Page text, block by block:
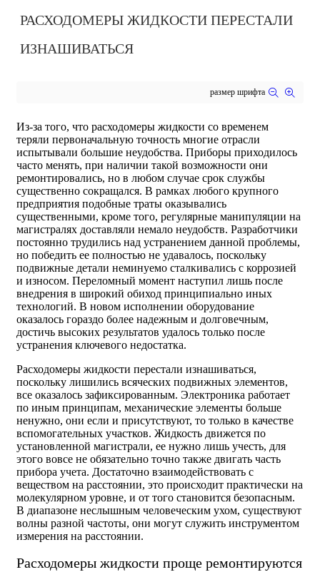
РАСХОДОМЕРЫ ЖИДКОСТИ ПЕРЕСТАЛИ
ИЗНАШИВАТЬСЯ
размер шрифта
Из-за того, что расходомеры жидкости со временем
теряли первоначальную точность многие отрасли
испытывали большие неудобства. Приборы приходилось
часто менять, при наличии такой возможности они
ремонтировались, но в любом случае срок службы
существенно сокращался. В рамках любого крупного
предприятия подобные траты оказывались
существенными, кроме того, регулярные манипуляции на
магистралях доставляли немало неудобств. Разработчики
постоянно трудились над устранением данной проблемы,
но победить ее полностью не удавалось, поскольку
подвижные детали неминуемо сталкивались с коррозией
и износом. Переломный момент наступил лишь после
внедрения в широкий обиход принципиально иных
технологий. В новом исполнении оборудование
оказалось гораздо более надежным и долговечным,
достичь высоких результатов удалось только после
устранения ключевого недостатка.
Расходомеры жидкости перестали изнашиваться,
поскольку лишились всяческих подвижных элементов,
все оказалось зафиксированным. Электроника работает
по иным принципам, механические элементы больше
ненужно, они если и присутствуют, то только в качестве
вспомогательных участков. Жидкость движется по
установленной магистрали, ее нужно лишь учесть, для
этого вовсе не обязательно точно также двигать часть
прибора учета. Достаточно взаимодействовать с
веществом на расстоянии, это происходит практически на
молекулярном уровне, и от того становится безопасным.
В диапазоне неслышным человеческим ухом, существуют
волны разной частоты, они могут служить инструментом
измерения на расстоянии.
Расходомеры жидкости проще ремонтируются